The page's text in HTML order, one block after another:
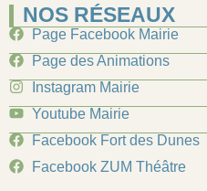
NOS RÉSEAUX
Page Facebook Mairie
Page des Animations
Instagram Mairie
Youtube Mairie
Facebook Fort des Dunes
Facebook ZUM Théâtre